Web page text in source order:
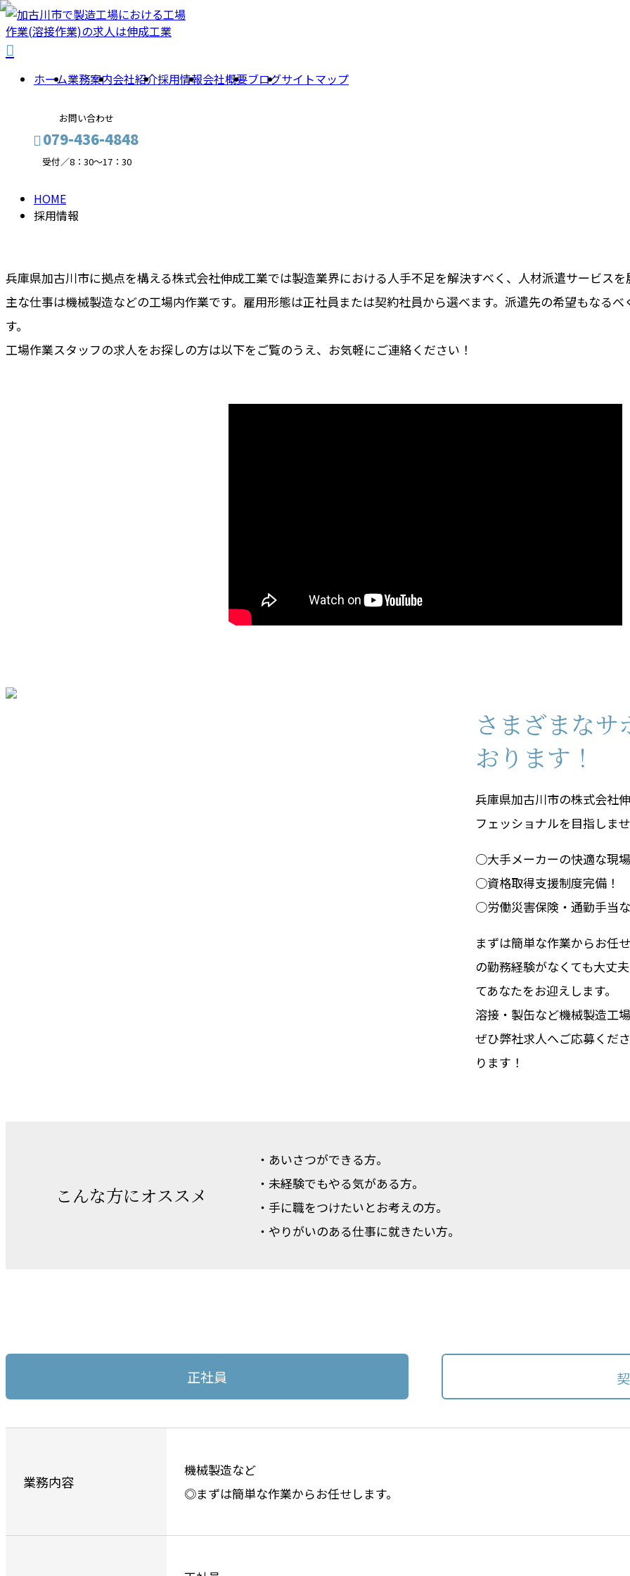
ホーム業務案内会社紹介採用情報会社概要ブログサイトマップ
お問い合わせ
079-436-4848
受付／8：30～17：30
メールフォーム
採
報
RECRUIT
HOME
採用情報
兵庫県加古川市に拠点を構える株式会社伸成工業では製造業界における人手不足を解決すべく、人材派遣サービスを
主な仕事は機械製造などの工場内作業です。雇用形態は正社員または契約社員から選べます。派遣先の希望もなる
す。
工場作業スタッフの求人をお探しの方は以下をご覧のうえ、お気軽にご連絡ください！
さまざまなサ
おります！
兵庫県加古川市の株式会社
フェッショナルを目指しま
○大手メーカーの快適な現
○資格取得支援制度完備！
○労働災害保険・通勤手当
まずは簡単な作業からお任
の勤務経験がなくても大丈
てあなたをお迎えします。
溶接・製缶など機械製造工
ぜひ弊社求人へご応募くだ
ります！
こんな方にオススメ
・あいさつができる方。
・未経験でもやる気がある方。
・手に職をつけたいとお考えの方。
・やりがいのある仕事に就きたい方。
正社員
業務内容
機械製造など
◎まずは簡単な作業からお任せします。